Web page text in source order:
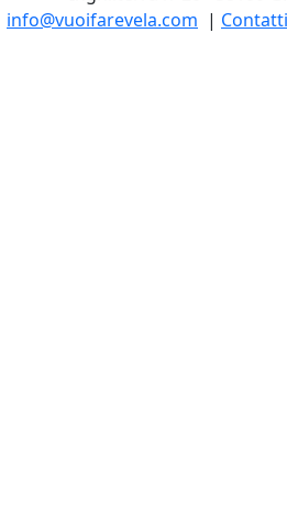
info@vuoifarevela.com | Contatti